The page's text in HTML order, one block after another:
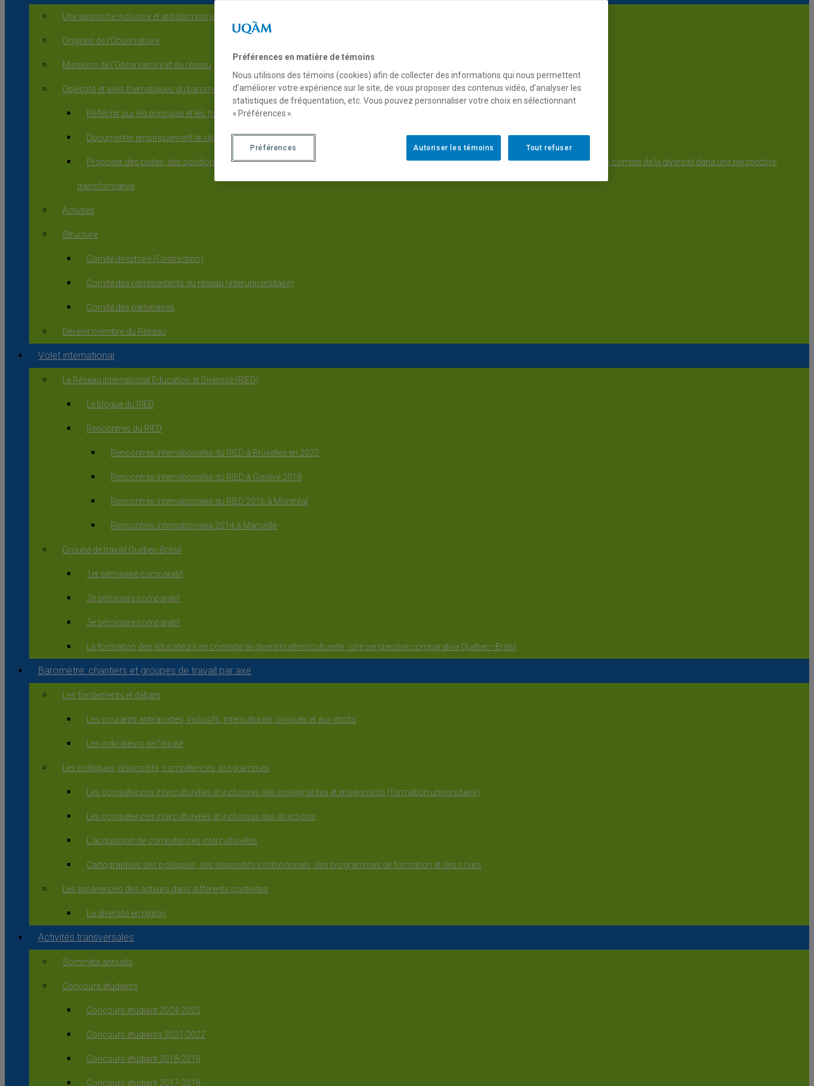
Une approche inclusive et antidiscriminatoire
Origines de l’Observatoire
Missions de l’Observatoire et du réseau
Objectifs et axes thématiques du baromètre
Réfléchir sur les principes et les fondements qui sous-tendent les droits, l’équité, l’inclusion et la diversité en éducation et en formation
Documenter empiriquement la situation des droits, de l’équité, de l’inclusion et de la diversité en éducation et en formation
Proposer des pistes, des solutions et des pratiques novatrices pour assurer l’effectivité des droits, de l’équité, de l’inclusion et de la prise en compte de la diversité dans une perspective
transformative
Activités
Structure
Comité directoire (Codirection)
Comité des représentants du réseau (interuniversitaire)
Comité des partenaires
Devenir membre du Réseau
Volet international
Le Réseau international Éducation et Diversité (RIED)
Le blogue du RIED
Rencontres du RIED
Rencontres internationales du RIED à Bruxelles en 2022
Rencontres internationales du RIED à Genève 2018
Rencontres internationales du RIED 2016 à Montréal
Rencontres internationales 2014 à Marseille
Groupe de travail Québec-Brésil
1er séminaire comparatif
2e séminaire comparatif
3e séminaire comparatif
La formation des éducateurs en contexte de diversité ethnoculturelle : une perspective comparative Québec–Brésil
Baromètre: chantiers et groupes de travail par axe
Les fondements et débats
Les courants antiracistes, inclusifs, interculturels, civiques et aux droits
Les indicateurs de l’équité
Les politiques, dispositifs, compétences, programmes
Les compétences interculturelles et inclusives des enseignantes et enseignants (formation universitaire)
Les compétences interculturelles et inclusives des directions
L’acquisition de compétences interculturelles
Cartographies des politiques, des dispositifs institutionnels, des programmes de formation et des cours
Les expériences des acteurs dans différents contextes
La diversité en région
Activités transversales
Sommets annuels
Concours étudiants
Concours étudiant 2024-2025
Concours étudiants 2021-2022
Concours étudiant 2018-2019
Concours étudiant 2017-2018
Préférences en matière de témoins
Nous utilisons des témoins (cookies) afin de collecter des informations qui nous permettent
d’améliorer votre expérience sur le site, de vous proposer des contenus vidéo, d’analyser les
statistiques de fréquentation, etc. Vous pouvez personnaliser votre choix en sélectionnant
« Préférences ».
Tout refuser
Autoriser les témoins
Préférences